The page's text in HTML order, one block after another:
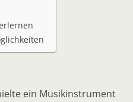
ein Musikinstrument